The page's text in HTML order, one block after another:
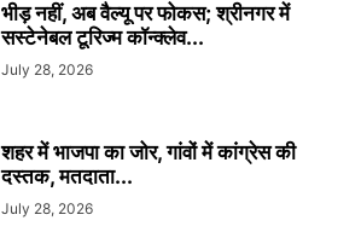
भीड़ नहीं, अब वैल्यू पर फोकस; श्रीनगर में
सस्टेनेबल टूरिज्म कॉन्क्लेव...
July 28, 2026
शहर में भाजपा का जोर, गांवों में कांग्रेस की
दस्तक, मतदाता...
July 28, 2026